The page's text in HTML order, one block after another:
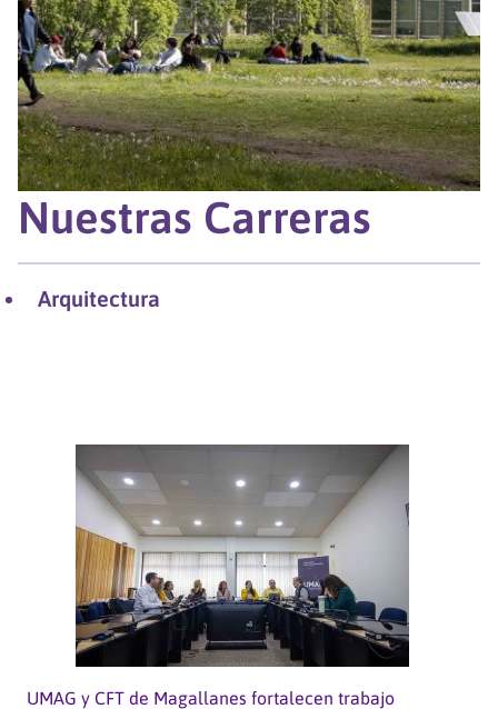
Nuestras Carreras
Arquitectura
UMAG y CFT de Magallanes fortalecen trabajo